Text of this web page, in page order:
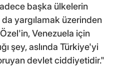
başka ülkelerin
yargılamak üzerinden
Venezuela için
şey, aslında Türkiye'yi
devlet ciddiyetidir."